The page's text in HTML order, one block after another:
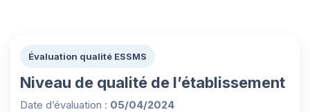
Évaluation qualité ESSMS
Niveau de qualité de l’établissement
Date d’évaluation : 05/04/2024